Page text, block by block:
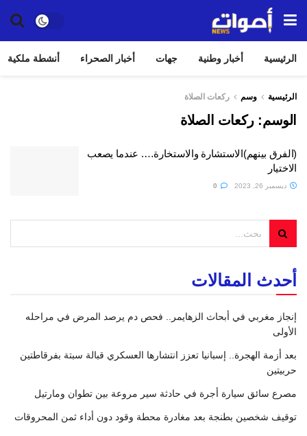
الرئيسية أخبار وطنية جهات أخبار الصحراء أنشطة ملكية
الرئيسية وسم ركعات الصلاة
الوسم:ركعات الصلاة
(الفرق بينهم)الاستشارة والاستخارة…. عندما يصعب
الاختيار
ديسمبر 26, 2023
أحدث المقالات
إنجاز مغربي في أبحاث الزهايمر.. فحص دم يرصد المرض في مراحله
الأولى
بعد أزمة الهجرة.. إسبانيا تعزز انتشارها العسكري قبالة سبتة بفرقاطتين
حربيتين
مصرع سائق سيارة أجرة في حادثة سير مروعة بين تطوان ومارتيل
توقيف شخصين بطنجة بعد مغادرة محطة وقود دون أداء ثمن المحروقات